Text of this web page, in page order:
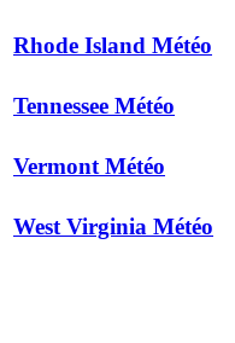
Rhode Island Météo
Tennessee Météo
Vermont Météo
West Virginia Météo